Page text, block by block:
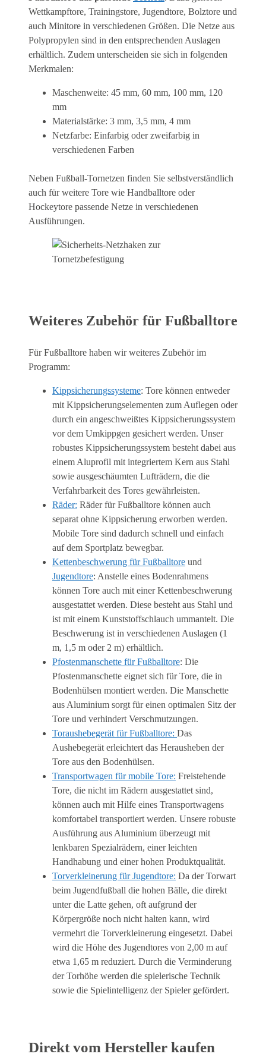
Wettkampftore, Trainingstore, Jugendtore, Bolztore und
auch Minitore in verschiedenen Größen. Die Netze aus
Polypropylen sind in den entsprechenden Auslagen
erhältlich. Zudem unterscheiden sie sich in folgenden
Merkmalen:
Maschenweite: 45 mm, 60 mm, 100 mm, 120
mm
Materialstärke: 3 mm, 3,5 mm, 4 mm
Netzfarbe: Einfarbig oder zweifarbig in
verschiedenen Farben
Neben Fußball-Tornetzen finden Sie selbstverständlich
auch für weitere Tore wie Handballtore oder
Hockeytore passende Netze in verschiedenen
Ausführungen.
Weiteres Zubehör für Fußballtore
Für Fußballtore haben wir weiteres Zubehör im
Programm:
Kippsicherungssysteme: Tore können entweder
mit Kippsicherungselementen zum Auflegen oder
durch ein angeschweißtes Kippsicherungssystem
vor dem Umkippgen gesichert werden. Unser
robustes Kippsicherungssystem besteht dabei aus
einem Aluprofil mit integriertem Kern aus Stahl
sowie ausgeschäumten Lufträdern, die die
Verfahrbarkeit des Tores gewährleisten.
Räder: Räder für Fußballtore können auch
separat ohne Kippsicherung erworben werden.
Mobile Tore sind dadurch schnell und einfach
auf dem Sportplatz bewegbar.
Kettenbeschwerung für Fußballtore und
Jugendtore: Anstelle eines Bodenrahmens
können Tore auch mit einer Kettenbeschwerung
ausgestattet werden. Diese besteht aus Stahl und
ist mit einem Kunststoffschlauch ummantelt. Die
Beschwerung ist in verschiedenen Auslagen (1
m, 1,5 m oder 2 m) erhältlich.
Pfostenmanschette für Fußballtore: Die
Pfostenmanschette eignet sich für Tore, die in
Bodenhülsen montiert werden. Die Manschette
aus Aluminium sorgt für einen optimalen Sitz der
Tore und verhindert Verschmutzungen.
Toraushebegerät für Fußballtore: Das
Aushebegerät erleichtert das Herausheben der
Tore aus den Bodenhülsen.
Transportwagen für mobile Tore: Freistehende
Tore, die nicht im Rädern ausgestattet sind,
können auch mit Hilfe eines Transportwagens
komfortabel transportiert werden. Unsere robuste
Ausführung aus Aluminium überzeugt mit
lenkbaren Spezialrädern, einer leichten
Handhabung und einer hohen Produktqualität.
Torverkleinerung für Jugendtore: Da der Torwart
beim Jugendfußball die hohen Bälle, die direkt
unter die Latte gehen, oft aufgrund der
Körpergröße noch nicht halten kann, wird
vermehrt die Torverkleinerung eingesetzt. Dabei
wird die Höhe des Jugendtores von 2,00 m auf
etwa 1,65 m reduziert. Durch die Verminderung
der Torhöhe werden die spielerische Technik
sowie die Spielintelligenz der Spieler gefördert.
Direkt vom Hersteller kaufen